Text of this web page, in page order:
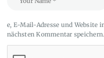
e, E-Mail-Adresse und Website
nächsten Kommentar speichern.